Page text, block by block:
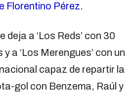
Florentino Pérez.
deja a ‘Los Reds’ con 30
a ‘Los Merengues’ con un
capaz de repartir la
gol con Benzema, Raúl y